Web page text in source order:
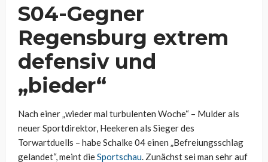
S04-Gegner
Regensburg extrem
defensiv und
„bieder“
Nach einer „wieder mal turbulenten Woche“ – Mulder als
neuer Sportdirektor, Heekeren als Sieger des
Torwartduells – habe Schalke 04 einen „Befreiungsschlag
gelandet“, meint dieSportschau. Zunächst sei man sehr auf